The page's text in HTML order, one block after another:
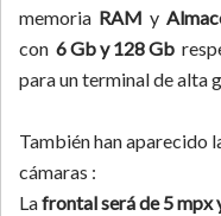
memoria RAM y A
con 6 Gb y 128 Gb
para un terminal de alta
También han aparecido
cámaras :
Lafrontal será de 5 mpx